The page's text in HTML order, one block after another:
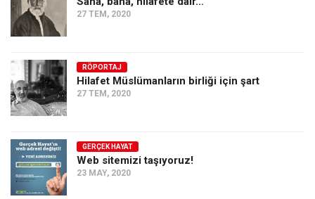
Tarih
Düşünce
Dosyalar
27 TEM, 2020
RÖPORTAJ
Hilafet Müslümanların birliği için şart
27 TEM, 2020
GERÇEK HAYAT
Web sitemizi taşıyoruz!
23 MAY, 2020